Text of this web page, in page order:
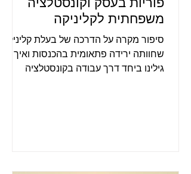
משפחתית לקליניקה
סיפור מקרה על הדרכה של בעלת קליניקה
שחוותה ירידה פתאומית בהכנסות ואיך
גילינו ביחד דרך עבודה בקונסטלציה